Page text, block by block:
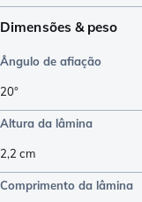
Dimensões & peso
Ângulo de afiação
20°
Altura da lâmina
2,2 cm
Comprimento da lâmina